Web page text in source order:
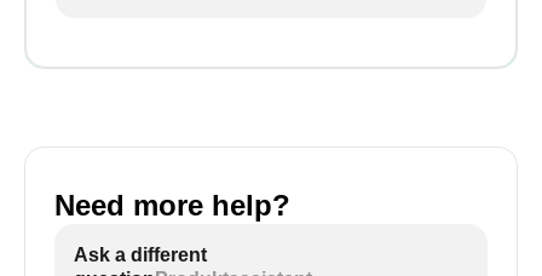
Need more help?
Ask a different